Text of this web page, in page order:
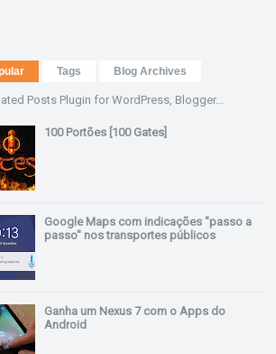
Tags Blog Archives
100 Portões [100 Gates]
Google Maps com indicações "passo a
passo" nos transportes públicos
Ganha um Nexus 7 com o Apps do
Android